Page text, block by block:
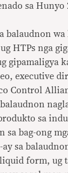
sa Hunyo
balaudnon wa
HTPs nga
gipamaligya
executive
Control
sa
sa bag-ong
sa
form, ug